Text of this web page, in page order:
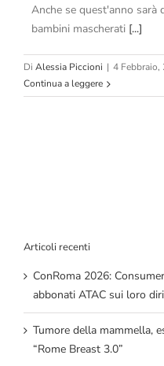
Anche se quest'anno sarà
bambini mascherati [...]
Di Alessia Piccioni | 4 Febbraio,
Continua a leggere
Articoli recenti
ConRoma 2026:
abbonati ATAC sui loro
Tumore della mammella,
“Rome Breast 3.0”